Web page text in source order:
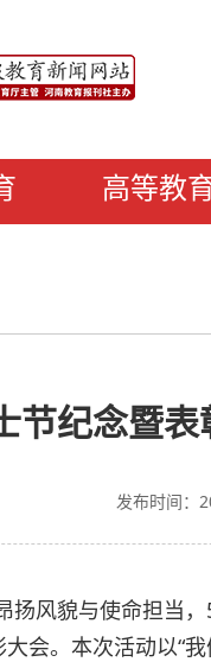
高等教
节纪念暨
发布时间：
扬风貌与使命担当
会。本次活动以“